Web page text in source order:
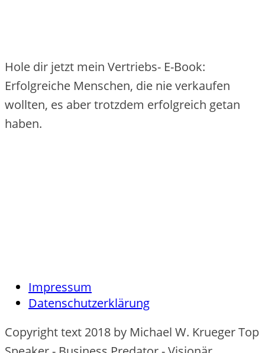
Hole dir jetzt mein Vertriebs- E-Book:
Erfolgreiche Menschen, die nie verkaufen
wollten, es aber trotzdem erfolgreich getan
haben.
Impressum
Datenschutzerklärung
Copyright text 2018 by Michael W. Krueger Top